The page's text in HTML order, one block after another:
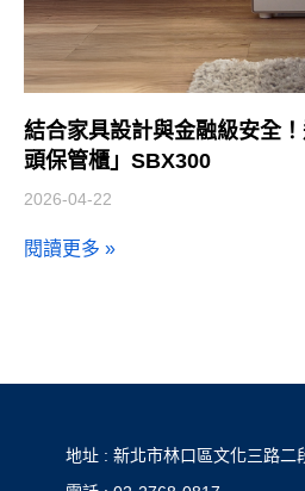
結合家具設計與金融級安全
頭保管櫃」SBX300
2026-04-22
閱讀更多 »
地址 : 新北市林口區文化三路二